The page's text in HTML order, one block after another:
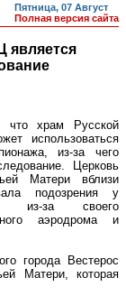
Пятница, 07 Август
Полная версия сайта
является
что храм Русской
использоваться
из-за чего
Церковь
Матери вблизи
подозрения у
из-за своего
аэродрома и
города Вестерос
Матери, которая